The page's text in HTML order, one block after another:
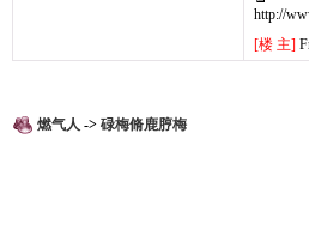
http://
[楼 主]
燃气人 -> 碌梅脩鹿脝梅